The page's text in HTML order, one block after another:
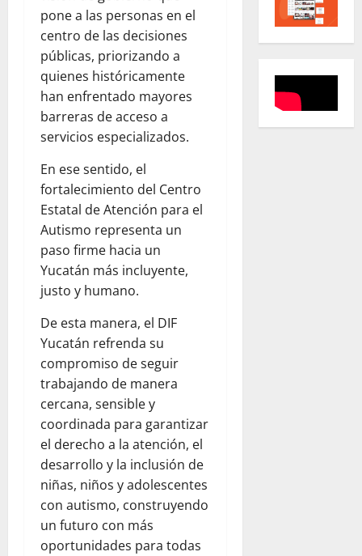
pone a las personas en el
centro de las decisiones
públicas, priorizando a
quienes históricamente
han enfrentado mayores
barreras de acceso a
servicios especializados.
En ese sentido, el
fortalecimiento del Centro
Estatal de Atención para el
Autismo representa un
paso firme hacia un
Yucatán más incluyente,
justo y humano.
De esta manera, el DIF
Yucatán refrenda su
compromiso de seguir
trabajando de manera
cercana, sensible y
coordinada para garantizar
el derecho a la atención, el
desarrollo y la inclusión de
niñas, niños y adolescentes
con autismo, construyendo
un futuro con más
oportunidades para todas